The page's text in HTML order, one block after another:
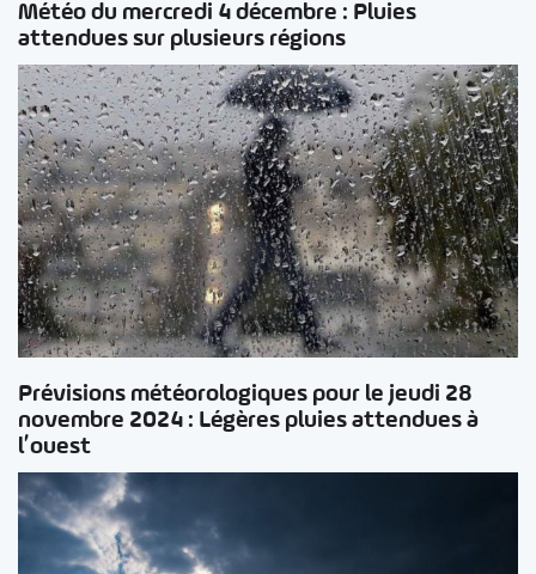
Météo du mercredi 4 décembre : Pluies
attendues sur plusieurs régions
Prévisions météorologiques pour le jeudi 28
novembre 2024 : Légères pluies attendues à
l’ouest